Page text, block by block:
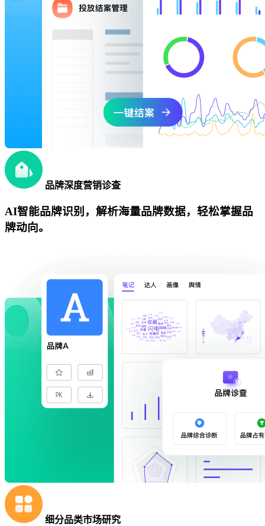
品牌深度营销诊查
AI智能品牌识别，解析海量品牌数据，轻松掌握品
牌动向。
细分品类市场研究